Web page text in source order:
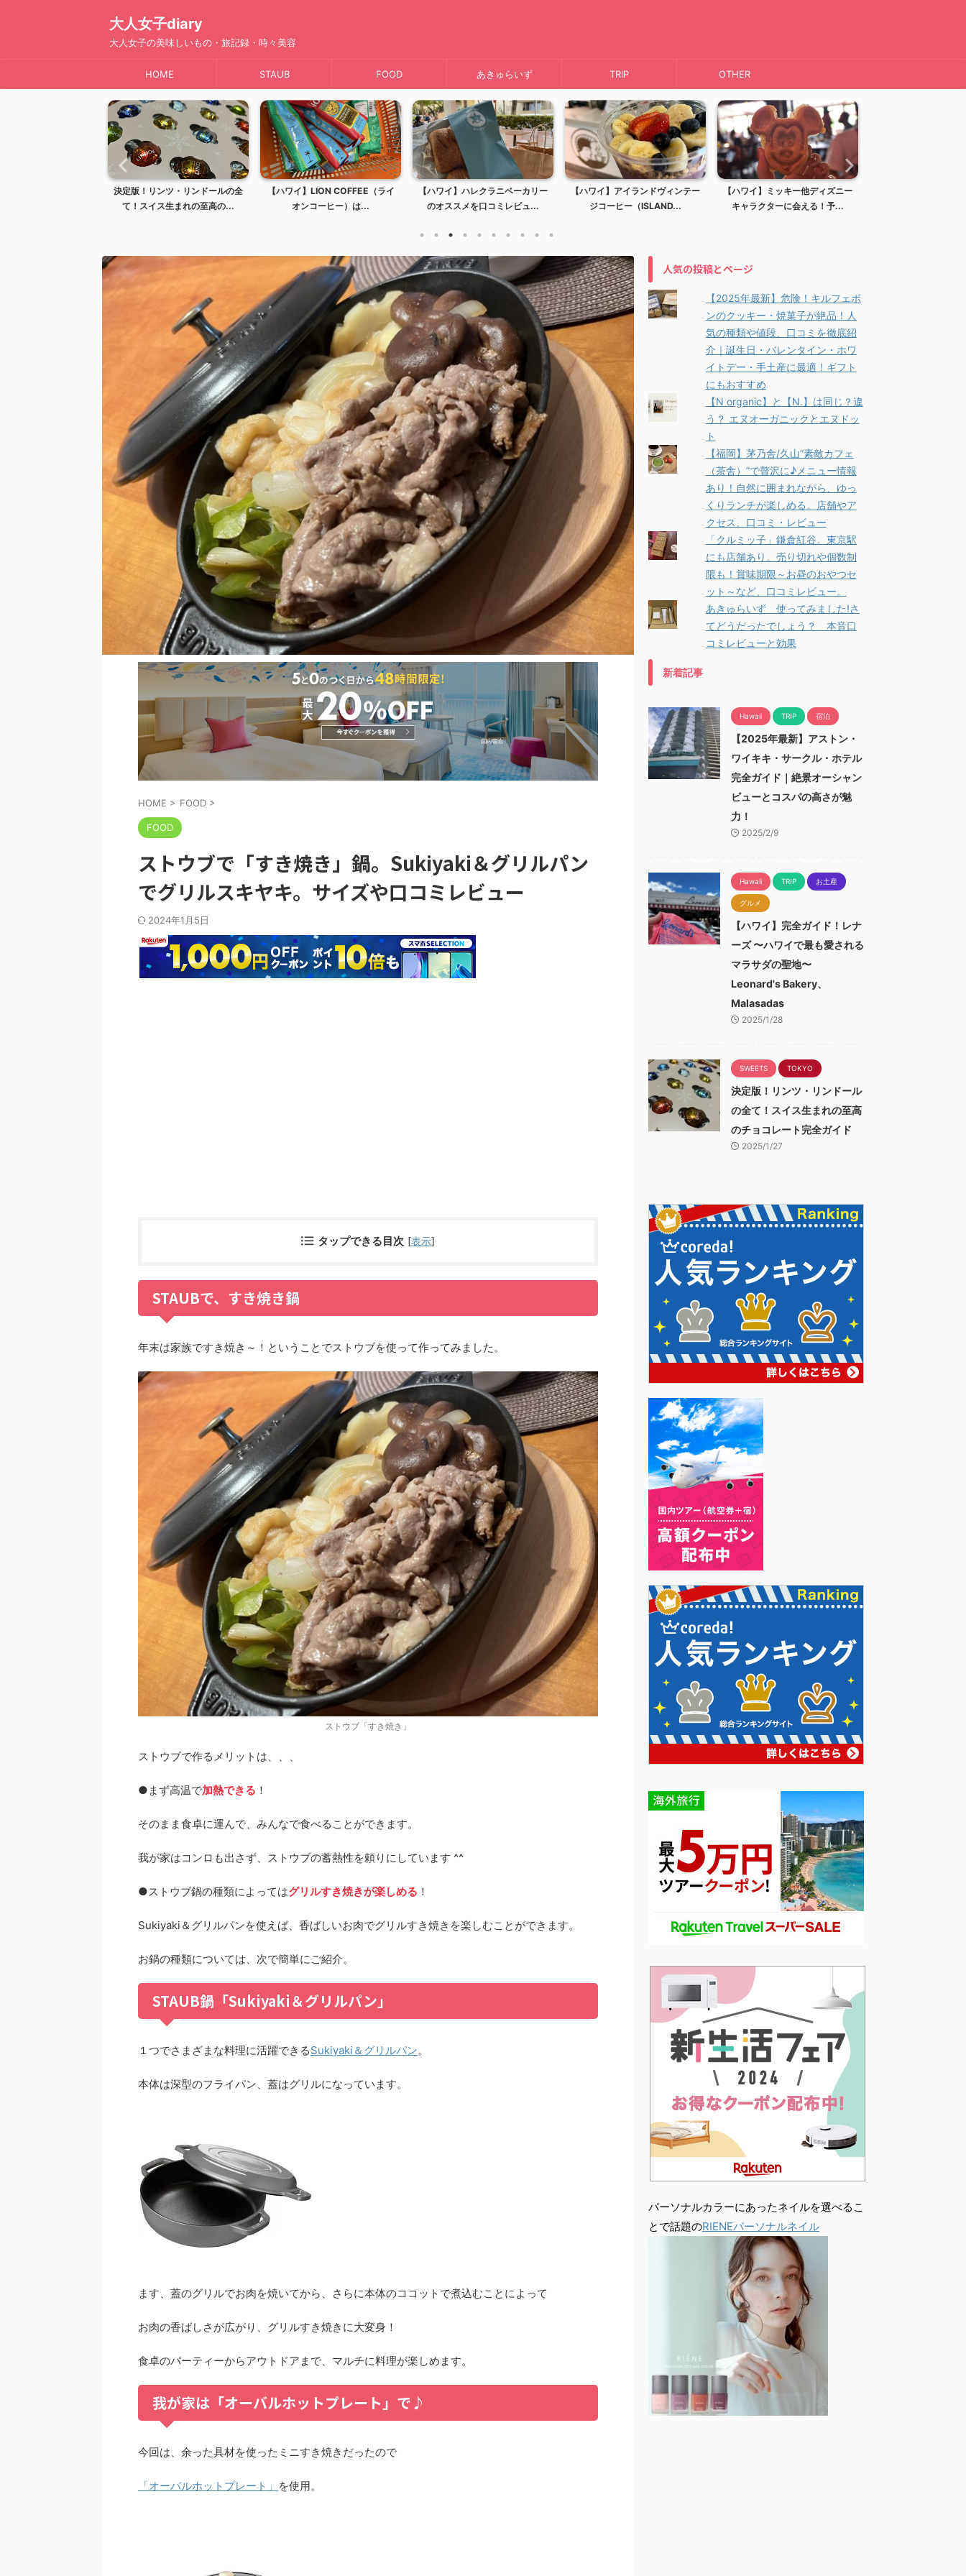
大人女子diary
大人女子の美味しいもの・旅記録・時々美容
HOME STAUB FOOD あきゅらいず TRIP OTHER
【ハワイ】LION COFFEE（ライ
オンコーヒー）は...
【ハワイ】ハレクラニベーカリー
のオススメを口コミレビュ...
【ハワイ】アイランドヴィンテー
ジコーヒー（ISLAND...
【ハワイ】ミッキー他ディズニー
キャラクターに会える！予...
【ハワイ】ディズニーリゾート！
アウラニディズニーリゾー...
HOME > FOOD >
FOOD
ストウブで「すき焼き」鍋。Sukiyaki＆グリルパン
でグリルスキヤキ。サイズや口コミレビュー
2024年1月5日
タップできる目次 [表示]
STAUBで、すき焼き鍋
年末は家族ですき焼き～！ということでストウブを使って作ってみました。
ストウブ「すき焼き」
ストウブで作るメリットは、、、
●まず高温で加熱できる ！
そのまま食卓に運んで、みんなで食べることができます。
我が家はコンロも出さず、ストウブの蓄熱性を頼りにしています ^^
●ストウブ鍋の種類によってはグリルすき焼きが楽しめる ！
Sukiyaki＆グリルパンを使えば、香ばしいお肉でグリルすき焼きを楽しむことができます。
お鍋の種類については、次で簡単にご紹介。
STAUB鍋「Sukiyaki＆グリルパン」
１つでさまざまな料理に活躍できるSukiyaki＆グリルパン。
本体は深型のフライパン、蓋はグリルになっています。
ます、蓋のグリルでお肉を焼いてから、さらに本体のココットで煮込むことによって
お肉の香ばしさが広がり、グリルすき焼きに大変身！
食卓のパーティーからアウトドアまで、マルチに料理が楽しめます。
我が家は「オーバルホットプレート」で♪
今回は、余った具材を使ったミニすき焼きだったので
「オーバルホットプレート」 を使用。
人気の投稿とページ
【2025年最新】危険！キルフェボ
ンのクッキー・焼菓子が絶品！人
気の種類や値段、口コミを徹底紹
介｜誕生日・バレンタイン・ホワ
イトデー・手土産に最適！ギフト
にもおすすめ
【N organic】と【N.】は同じ？違
う？ エヌオーガニックとエヌドッ
ト
【福岡】茅乃舎/久山”素敵カフェ
（茶舎）”で贅沢に♪メニュー情報
あり！自然に囲まれながら、ゆっ
くりランチが楽しめる。店舗やア
クセス、口コミ・レビュー
「クルミッ子」鎌倉紅谷。東京駅
にも店舗あり。売り切れや個数制
限も！賞味期限～お昼のおやつセ
ット～など、口コミレビュー。
あきゅらいず 使ってみました!さ
てどうだったでしょう？ 本音口
コミレビューと効果
新着記事
Hawaii TRIP 宿泊
【2025年最新】アストン・
ワイキキ・サークル・ホテル
完全ガイド｜絶景オーシャン
ビューとコスパの高さが魅
力！
2025/2/9
Hawaii TRIP お土産
グルメ
【ハワイ】完全ガイド！レナ
ーズ 〜ハワイで最も愛される
マラサダの聖地〜
Leonard's Bakery、
Malasadas
2025/1/28
SWEETS TOKYO
決定版！リンツ・リンドール
の全て！スイス生まれの至高
のチョコレート完全ガイド
2025/1/27
パーソナルカラーにあったネイルを選べるこ
とで話題のRIENEパーソナルネイル